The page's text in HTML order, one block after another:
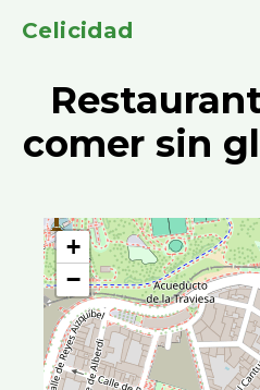
Celicidad
comer sin
+
−